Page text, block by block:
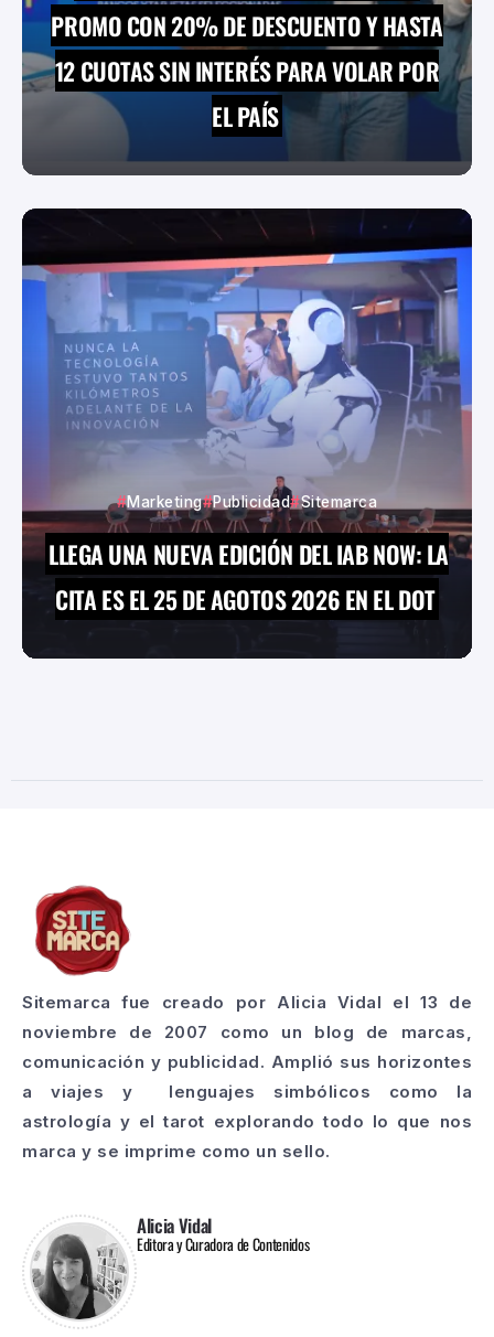
PROMO CON 20% DE DESCUENTO Y HASTA
12 CUOTAS SIN INTERÉS PARA VOLAR POR
EL PAÍS
Marketing Publicidad Sitemarca
LLEGA UNA NUEVA EDICIÓN DEL IAB NOW: LA
CITA ES EL 25 DE AGOTOS 2026 EN EL DOT
Sitemarca fue creado por Alicia Vidal el 13 de
noviembre de 2007 como un blog de marcas,
comunicación y publicidad. Amplió sus horizontes
a viajes y lenguajes simbólicos como la
astrología y el tarot explorando todo lo que nos
marca y se imprime como un sello.
Alicia Vidal
Editora y Curadora de Contenidos